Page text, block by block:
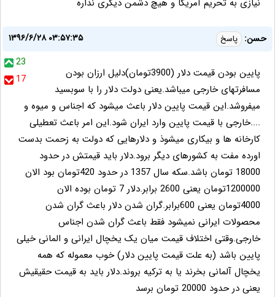
نیازی به تحریم آمریکا و هیچ دشمن دیگری نداره
حسن: پاسخ
۱۳۹۶/۶/۲۸ ۰۳:۵۷:۳۵
23
17
پایین بودن قیمت دلار (3900تومان)دلیل ارزان بودن
مسافرتهای خارجی میباشد.یعنی دولت دلار را با سوبسید
میفروشد.این قیمت پایین دلار باعث میشود که اجناس و میوه و
....خارجی با قیمت پایین وارد ایران شود.این امر باعث تعطیلی
کارخانه ها و بیکاری میشوذ و دلارهایی که دولت به زحمت بدست
اورده مفت به کشورهای دیگر برود.دلار باید قیمتش در حدود
18000 تومان باشد.سکه سال 1357 در حدود 420تومان بود الان
1200000تومان یعنی 2600 برابر.دلار 7 تومان بوده الان
4000تومان یعنی 600برابر.گران شدن دلار باعث گران شدن
محصولات ایرانی نمیشود فقط باعث گران شدن اجناس
خارجی.وقتی اختلاف قیمت میان یک یخچال ایرانی و المانی خیلی
پایین باشد (به علت قیمت پایین دلار) خوب معموله که همه
یخچال آلمانی بخرند یا به ترکیه بروند.دلار باید به قیمت حقیقیش
یعنی در حدود 20000 تومان برسد